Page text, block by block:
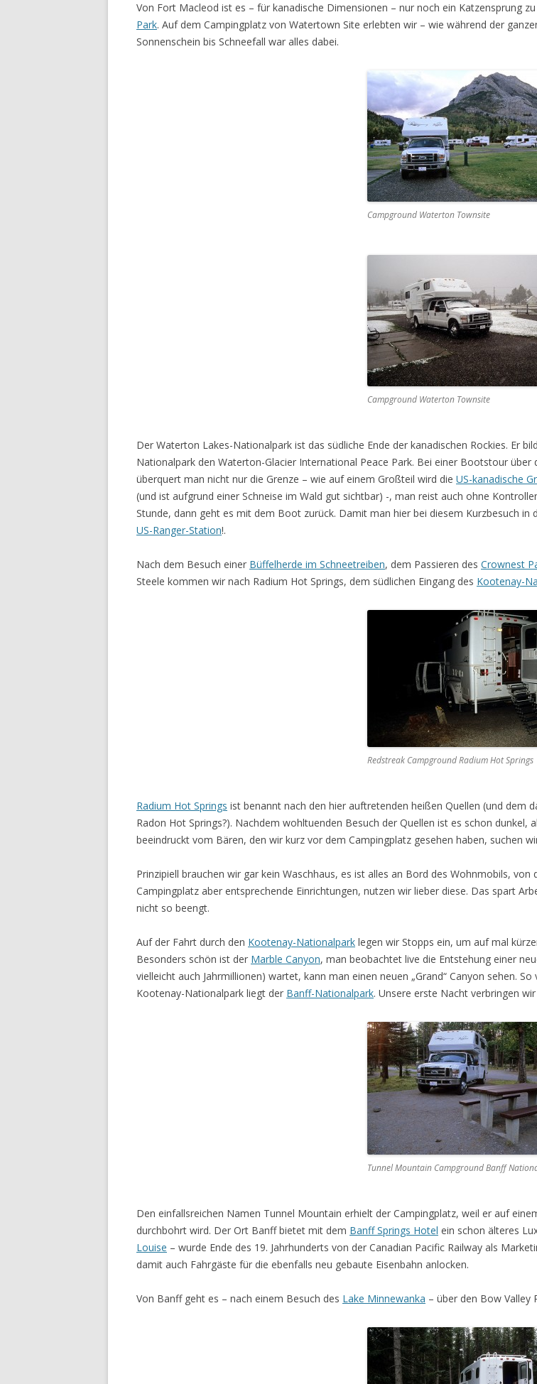
Von Fort Macleod ist es – für kanadische Dimensionen – nur noch ein Katzensprung
Park. Auf dem Campingplatz von Watertown Site erlebten wir – wie während der
Sonnenschein bis Schneefall war alles dabei.
Campground Waterton Townsite
Campground Waterton Townsite
Der Waterton Lakes-Nationalpark ist das südliche Ende der kanadischen Rockies. Er
Nationalpark den Waterton-Glacier International Peace Park. Bei einer Bootstour
überquert man nicht nur die Grenze – wie auf einem Großteil wird die US-kanadische
(und ist aufgrund einer Schneise im Wald gut sichtbar) -, man reist auch ohne
Stunde, dann geht es mit dem Boot zurück. Damit man hier bei diesem Kurzbesuch
US-Ranger-Station!.
Nach dem Besuch einer Büffelherde im Schneetreiben, dem Passieren des Crownest
Steele kommen wir nach Radium Hot Springs, dem südlichen Eingang des Kootenay-
Redstreak Campground Radium Hot Springs
Radium Hot Springs ist benannt nach den hier auftretenden heißen Quellen (und dem
Radon Hot Springs?). Nachdem wohltuenden Besuch der Quellen ist es schon dunkel,
beeindruckt vom Bären, den wir kurz vor dem Campingplatz gesehen haben, suchen
Prinzipiell brauchen wir gar kein Waschhaus, es ist alles an Bord des Wohnmobils,
Campingplatz aber entsprechende Einrichtungen, nutzen wir lieber diese. Das spart
nicht so beengt.
Auf der Fahrt durch den Kootenay-Nationalpark legen wir Stopps ein, um auf mal
Besonders schön ist der Marble Canyon, man beobachtet live die Entstehung einer
vielleicht auch Jahrmillionen) wartet, kann man einen neuen „Grand“ Canyon sehen.
Kootenay-Nationalpark liegt der Banff-Nationalpark. Unsere erste Nacht verbringen
Tunnel Mountain Campground Banff
Den einfallsreichen Namen Tunnel Mountain erhielt der Campingplatz, weil er auf
durchbohrt wird. Der Ort Banff bietet mit dem Banff Springs Hotel ein schon älteres
Louise – wurde Ende des 19. Jahrhunderts von der Canadian Pacific Railway als
damit auch Fahrgäste für die ebenfalls neu gebaute Eisenbahn anlocken.
Von Banff geht es – nach einem Besuch des Lake Minnewanka – über den Bow Valley